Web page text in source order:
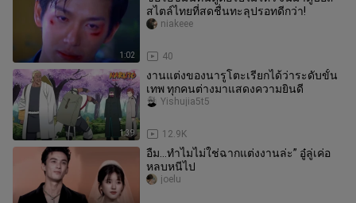
1:02
สไตล์ไทยที่สดชื่นทะลุปรอทดีกว่า!
40
niakeee
1:39
งานแต่งของนารูโตะเรียกได้ว่าระดับขั้น
เทพ ทุกคนต่างมาแสดงความยินดี
12.9K
Yishujia5t5
อืม...ทำไมไม่ใช่ฉากแต่งงานล่ะ” อู๋ลู่เค่อ
หลบหนีไป
joelu